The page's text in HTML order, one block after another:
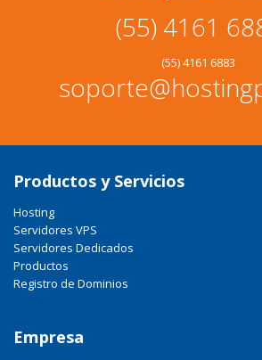
(55) 4161
(55) 4161 6883
Productos y Servicios
Hosting
Servidores VPS
Servidores Dedicados
Productos
Registro de Dominios
Empresa